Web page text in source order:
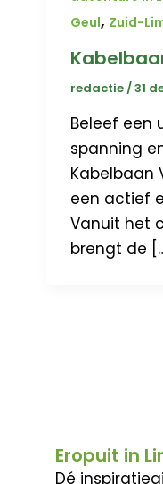
Geul, Zuid-
redactie/31
Beleef een
spanning
Kabelbaan
een actief
Vanuit het
brengt de
Eropuit in
Dé